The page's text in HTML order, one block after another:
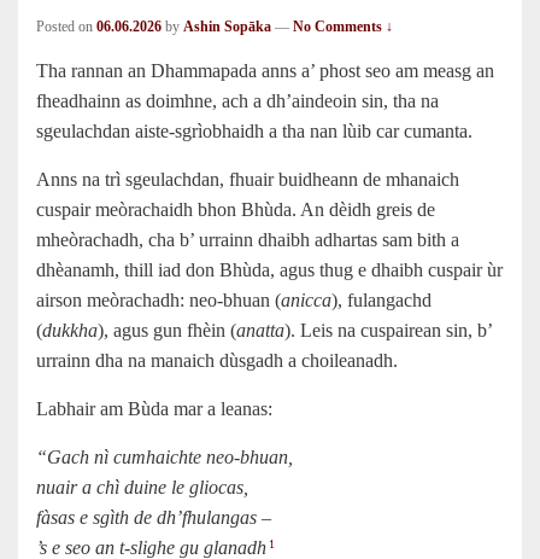
Posted on 06.06.2026 by Ashin Sopāka — No Comments ↓
Tha rannan an Dhammapada anns a’ phost seo am measg an
fheadhainn as doimhne, ach a dh’aindeoin sin, tha na
sgeulachdan aiste-sgrìobhaidh a tha nan lùib car cumanta.
Anns na trì sgeulachdan, fhuair buidheann de mhanaich
cuspair meòrachaidh bhon Bhùda. An dèidh greis de
mheòrachadh, cha b’ urrainn dhaibh adhartas sam bith a
dhèanamh, thill iad don Bhùda, agus thug e dhaibh cuspair ùr
airson meòrachadh: neo-bhuan (anicca), fulangachd
(dukkha), agus gun fhèin (anatta). Leis na cuspairean sin, b’
urrainn dha na manaich dùsgadh a choileanadh.
Labhair am Bùda mar a leanas:
“Gach nì cumhaichte neo-bhuan,
nuair a chì duine le gliocas,
fàsas e sgìth de dh’fhulangas –
’s e seo an t-slighe gu glanadh 1